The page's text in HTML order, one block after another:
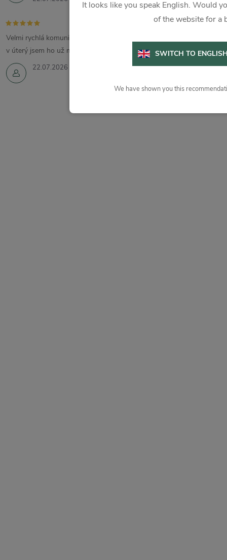
22.07.2026
Velmi rychlá komunikace a vyřízení. Zboží jsem objednala v pondělí a
v úterý jsem ho už měla.
It looks like you speak English. Would
of the website for a
SWITCH TO
We have shown you this